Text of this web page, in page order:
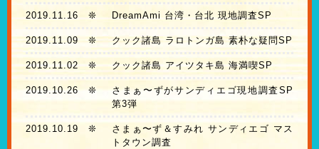
2019.11.16 ❊ DreamAmi 台湾・台北 現地調査SP
2019.11.09❊ クック諸島 ラロトンガ島 素朴な疑問SP
2019.11.02❊ クック諸島 アイツタキ島 海満喫SP
2019.10.26❊
さまぁ〜ずがサンディエゴ現地調査SP
第3弾
2019.10.19 ❊
さまぁ〜ず＆すみれ サンディエゴ マス
トタウン調査